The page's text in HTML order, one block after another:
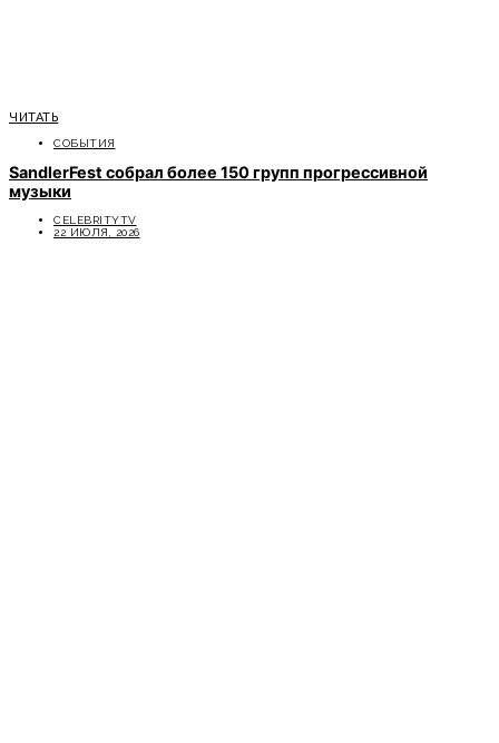
ЧИТАТЬ
СОБЫТИЯ
SandlerFest собрал более 150 групп прогрессивной
музыки
CELEBRITYTV
22 ИЮЛЯ, 2026